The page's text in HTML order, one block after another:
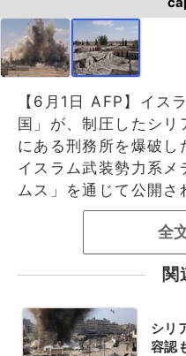
【6月1日 AFP】イス
国」が、制圧したシリ
にある刑務所を爆破し
イスラム武装勢力系メ
ムス」を通じて公開さ
全
関
シリ
容認